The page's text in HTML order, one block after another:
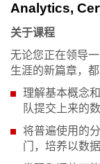
Analytics,
关于课程
无论您正在领导
生涯的新篇章，
理解基本概念
队提交上来的
将普遍使用的
门，培养以数